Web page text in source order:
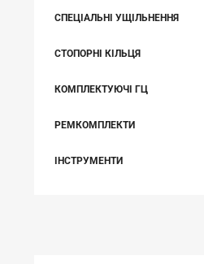
СПЕЦІАЛЬНІ УЩІЛЬНЕННЯ
СТОПОРНІ КІЛЬЦЯ
КОМПЛЕКТУЮЧІ ГЦ
РЕМКОМПЛЕКТИ
ІНСТРУМЕНТИ